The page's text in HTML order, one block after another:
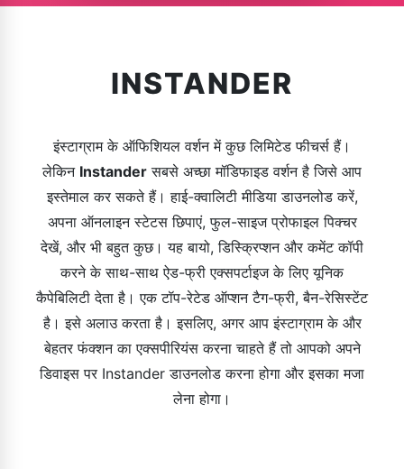
INSTANDER
इंस्टाग्राम के ऑफिशियल वर्शन में कुछ लिमिटेड फीचर्स हैं।
लेकिन Instander सबसे अच्छा मॉडिफाइड वर्शन है जिसे आप
इस्तेमाल कर सकते हैं। हाई-क्वालिटी मीडिया डाउनलोड करें,
अपना ऑनलाइन स्टेटस छिपाएं, फुल-साइज प्रोफाइल पिक्चर
देखें, और भी बहुत कुछ। यह बायो, डिस्क्रिप्शन और कमेंट कॉपी
करने के साथ-साथ ऐड-फ्री एक्सपर्टाइज के लिए यूनिक
कैपेबिलिटी देता है। एक टॉप-रेटेड ऑप्शन टैग-फ्री, बैन-रेसिस्टेंट
है। इसे अलाउ करता है। इसलिए, अगर आप इंस्टाग्राम के और
बेहतर फंक्शन का एक्सपीरियंस करना चाहते हैं तो आपको अपने
डिवाइस पर Instander डाउनलोड करना होगा और इसका मजा
लेना होगा।